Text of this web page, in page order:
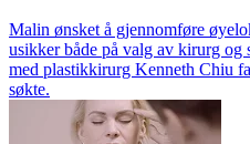
Malin ønsket å gjennomføre
usikker både på valg av kirurg og
med plastikkirurg Kenneth Chiu
søkte.